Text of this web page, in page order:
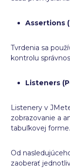
Assertions
Tvrdenia sa
kontrolu
Listeners
Listenery v
zobrazovanie a
tabuľkovej forme.
Od
zaoberať